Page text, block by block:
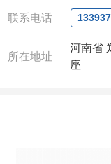
联系电话
所在地址
河南省
座